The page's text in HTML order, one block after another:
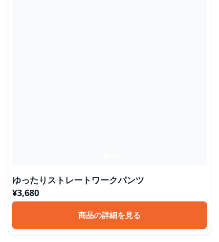
ゆったりストレートワークパンツ
¥3,680
商品の詳細を見る